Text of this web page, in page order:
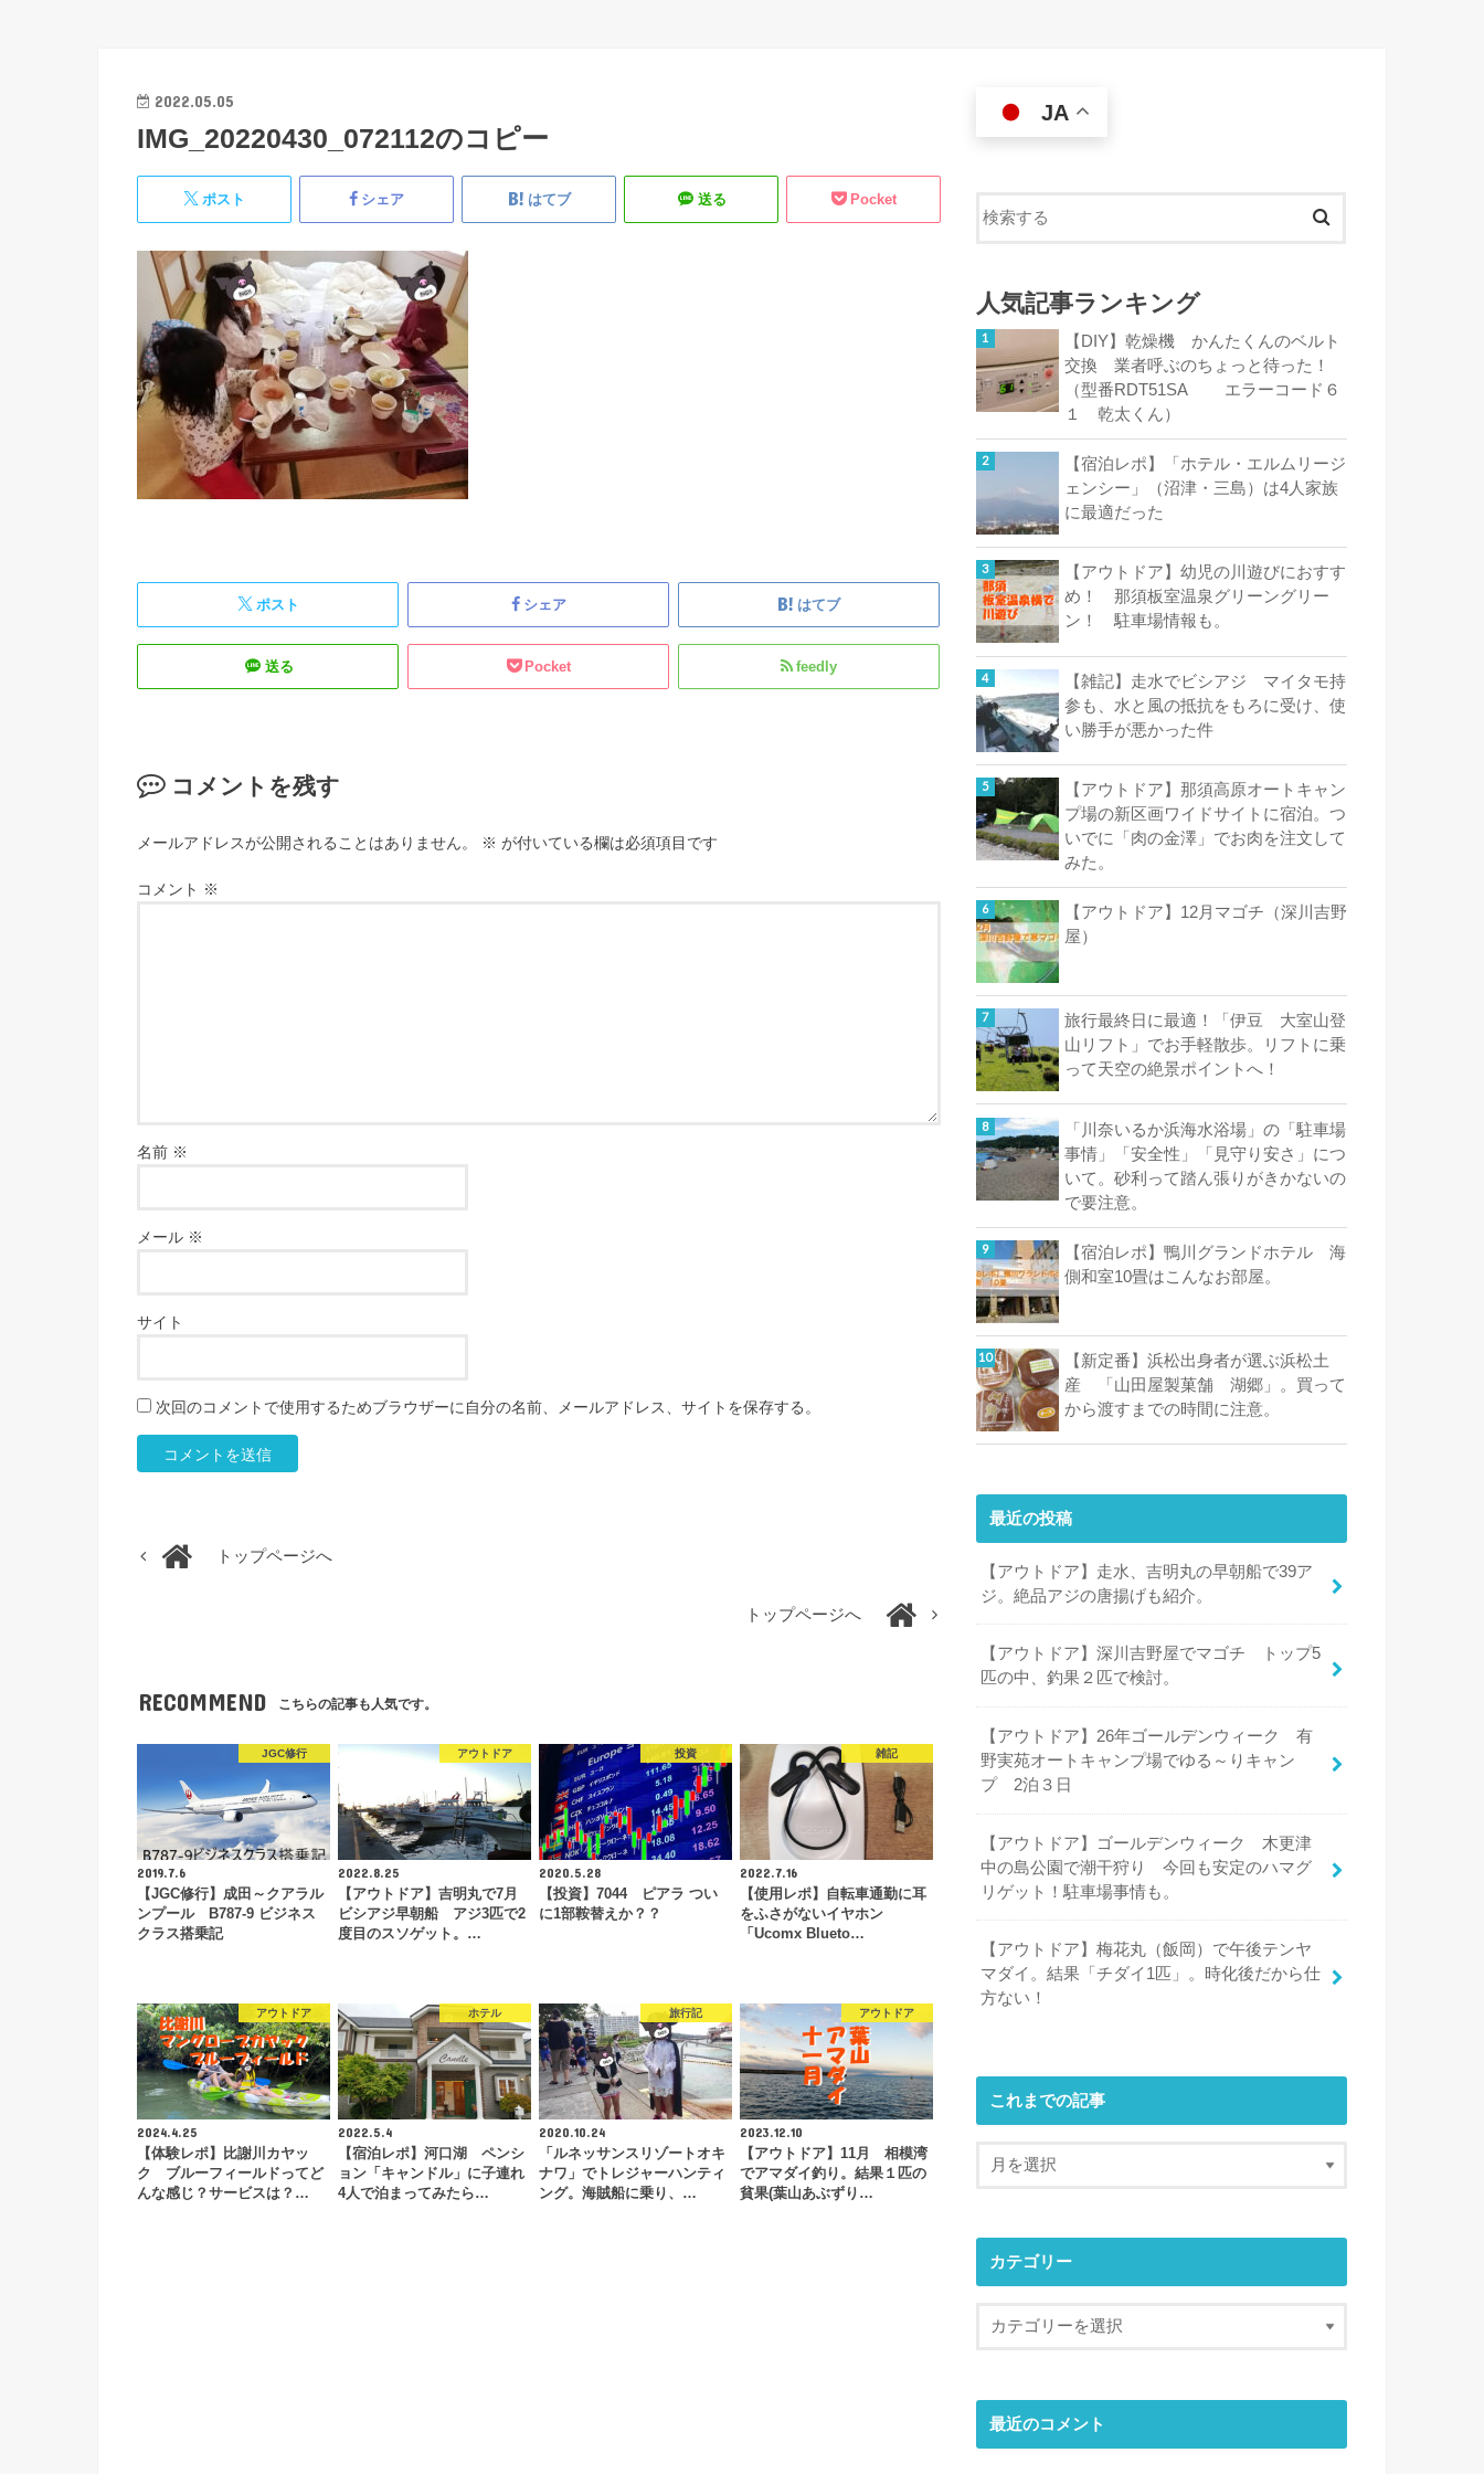
2022.05.05
IMG_20220430_072112のコピー
ポスト シェア はてブ 送る Pocket
ポスト シェア はてブ
送る Pocket feedly
コメントを残す
メールアドレスが公開されることはありません。 ※ が付いている欄は必須項目です
コメント ※
名前 ※
メール ※
サイト
次回のコメントで使用するためブラウザーに自分の名前、メールアドレス、サイトを保存する。
トップページへ
トップページへ
RECOMMEND こちらの記事も人気です。
JGC修行
2019.7.6
【JGC修行】成田～クアラル
ンプール B787-9 ビジネス
クラス搭乗記
アウトドア
2022.8.25
【アウトドア】吉明丸で7月
ビシアジ早朝船 アジ3匹で2
度目のスソゲット。…
投資
2020.5.28
【投資】7044 ピアラ つい
に1部鞍替えか？？
雑記
2022.7.16
【使用レポ】自転車通勤に耳
をふさがないイヤホン
「Ucomx Blueto…
アウトドア
2024.4.25
【体験レポ】比謝川カヤッ
ク ブルーフィールドってど
んな感じ？サービスは？…
ホテル
2022.5.4
【宿泊レポ】河口湖 ペンシ
ョン「キャンドル」に子連れ
4人で泊まってみたら…
旅行記
2020.10.24
「ルネッサンスリゾートオキ
ナワ」でトレジャーハンティ
ング。海賊船に乗り、…
アウトドア
2023.12.10
【アウトドア】11月 相模湾
でアマダイ釣り。結果１匹の
貧果(葉山あぶずり…
JA
人気記事ランキング
【DIY】乾燥機 かんたくんのベルト
交換 業者呼ぶのちょっと待った！
（型番RDT51SA エラーコード６
１ 乾太くん）
【宿泊レポ】「ホテル・エルムリージ
ェンシー」（沼津・三島）は4人家族
に最適だった
【アウトドア】幼児の川遊びにおすす
め！ 那須板室温泉グリーングリー
ン！ 駐車場情報も。
【雑記】走水でビシアジ マイタモ持
参も、水と風の抵抗をもろに受け、使
い勝手が悪かった件
【アウトドア】那須高原オートキャン
プ場の新区画ワイドサイトに宿泊。つ
いでに「肉の金澤」でお肉を注文して
みた。
【アウトドア】12月マゴチ（深川吉野
屋）
旅行最終日に最適！「伊豆 大室山登
山リフト」でお手軽散歩。リフトに乗
って天空の絶景ポイントへ！
「川奈いるか浜海水浴場」の「駐車場
事情」「安全性」「見守り安さ」につ
いて。砂利って踏ん張りがきかないの
で要注意。
【宿泊レポ】鴨川グランドホテル 海
側和室10畳はこんなお部屋。
【新定番】浜松出身者が選ぶ浜松土
産 「山田屋製菓舗 湖郷」。買って
から渡すまでの時間に注意。
最近の投稿
【アウトドア】走水、吉明丸の早朝船で39ア
ジ。絶品アジの唐揚げも紹介。
【アウトドア】深川吉野屋でマゴチ トップ5
匹の中、釣果２匹で検討。
【アウトドア】26年ゴールデンウィーク 有
野実苑オートキャンプ場でゆる～りキャン
プ 2泊３日
【アウトドア】ゴールデンウィーク 木更津
中の島公園で潮干狩り 今回も安定のハマグ
リゲット！駐車場事情も。
【アウトドア】梅花丸（飯岡）で午後テンヤ
マダイ。結果「チダイ1匹」。時化後だから仕
方ない！
これまでの記事
カテゴリー
最近のコメント